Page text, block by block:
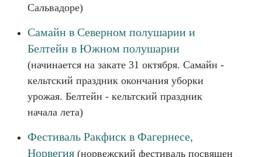
Сальвадоре)
Самайн в Северном полушарии и
Белтейн в Южном полушарии
(начинается на закате 31 октября. Самайн -
кельтский праздник окончания уборки
урожая. Белтейн - кельтский праздник
начала лета)
Фестиваль Ракфиcк в Фагернесе,
Норвегия (норвежский фестиваль посвящен